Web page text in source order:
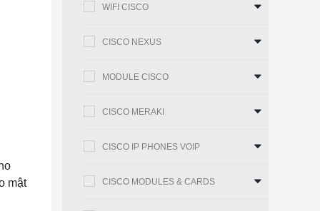
mật
WIFI CISCO
CISCO NEXUS
MODULE CISCO
CISCO MERAKI
CISCO IP PHONES VOIP
CISCO MODULES & CARDS